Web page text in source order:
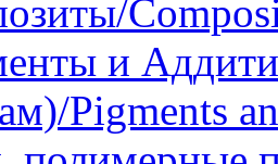
и
Pigments